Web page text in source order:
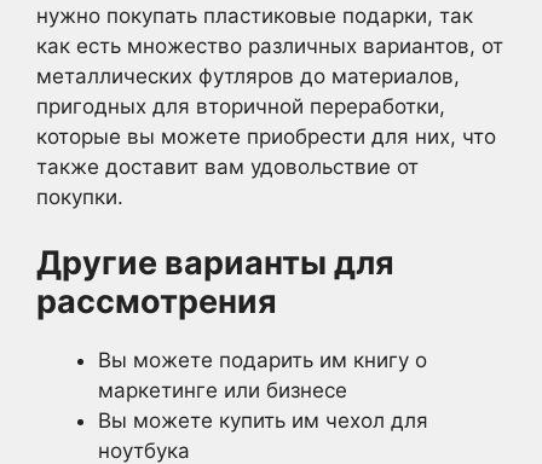
нужно покупать пластиковые подарки, так
как есть множество различных вариантов, от
металлических футляров до материалов,
пригодных для вторичной переработки,
которые вы можете приобрести для них, что
также доставит вам удовольствие от
покупки.
Другие варианты для
рассмотрения
Вы можете подарить им книгу о
маркетинге или бизнесе
Вы можете купить им чехол для
ноутбука